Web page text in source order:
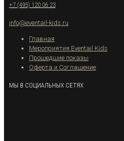
+7 (495) 120 06 23
info@eventail-kids.ru
Главная
Мероприятия Eventail Kids
Прошедшие показы
Оферта и Соглашение
МЫ В СОЦИАЛЬНЫХ СЕТЯХ